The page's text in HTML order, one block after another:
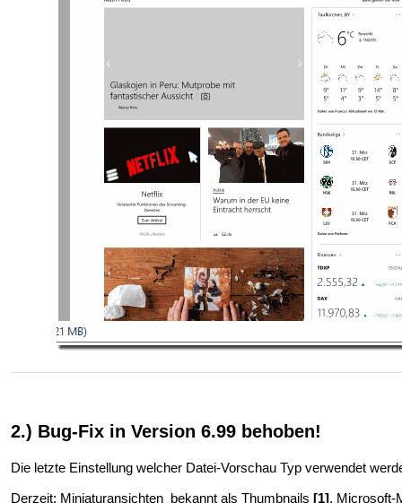
2.) Bug-Fix in Version 6.99 behoben!
Die letzte Einstellung welcher Datei-Vorschau Typ verwendet
Derzeit: Miniaturansichten bekannt als Thumbnails [1], Microsoft-